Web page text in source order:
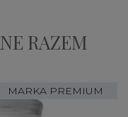
RAZEM
MARKA PREMIUM